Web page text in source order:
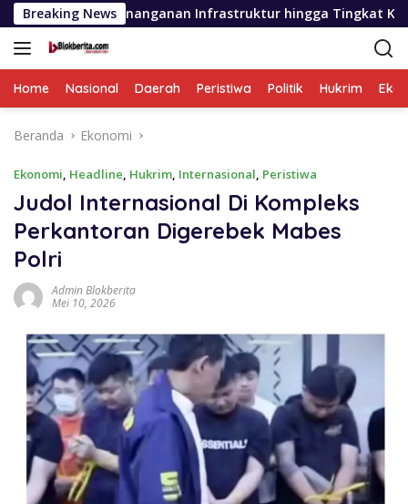
Langsung
ke
konten
Breaking NewsInfrastruktur hingga Tingkat Kecamatan PD
Home Nasional Daerah Peristiwa Politik Hukrim
Beranda Ekonomi
Ekonomi, Headline, Hukrim, Internasional, Peristiwa
Judol Internasional Di Kompleks
Perkantoran Digerebek Mabes
Polri
Admin Blokberita
Mei 10, 2026